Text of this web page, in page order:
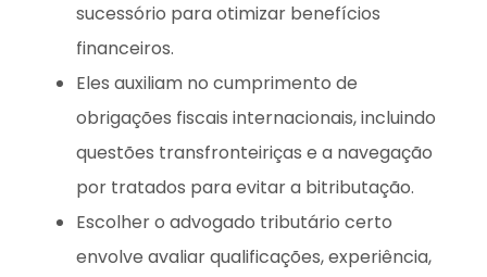
sucessório para otimizar benefícios
financeiros.
Eles auxiliam no cumprimento de
obrigações fiscais internacionais, incluindo
questões transfronteiriças e a navegação
por tratados para evitar a bitributação.
Escolher o advogado tributário certo
envolve avaliar qualificações, experiência,